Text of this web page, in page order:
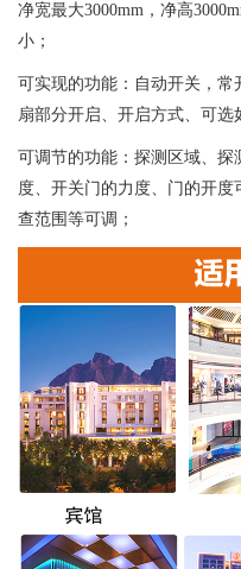
净宽最大3000mm，净高
小；
可实现的功能：自动开关，常
扇部分开启、开启方式、可选
可调节的功能：探测区域、
度、开关门的力度、门的开
查范围等可调；